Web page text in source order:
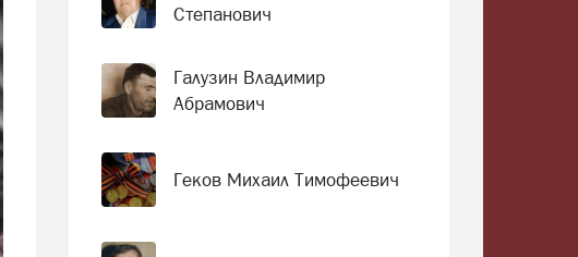
Степанович
Галузин Владимир
Абрамович
Геков Михаил Тимофеевич